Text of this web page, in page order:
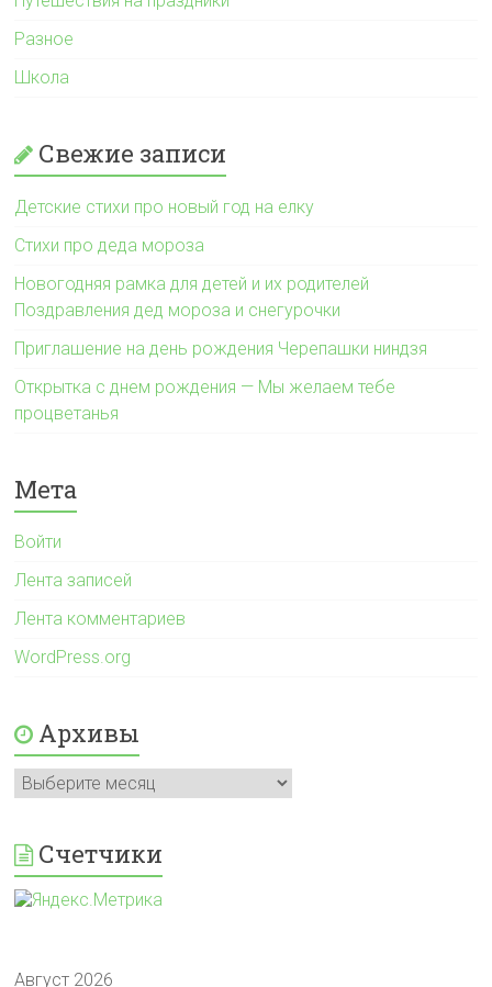
Разное
Школа
Свежие записи
Детские стихи про новый год на елку
Стихи про деда мороза
Новогодняя рамка для детей и их родителей
Поздравления дед мороза и снегурочки
Приглашение на день рождения Черепашки ниндзя
Открытка с днем рождения — Мы желаем тебе
процветанья
Мета
Войти
Лента записей
Лента комментариев
WordPress.org
Архивы
Архивы
Счетчики
Август 2026